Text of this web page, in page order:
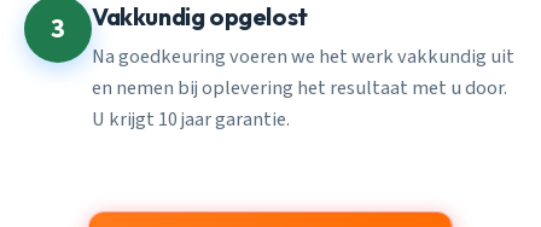
3 Vakkundig opgelost
Na goedkeuring voeren we het werk vakkundig uit
en nemen bij oplevering het resultaat met u door.
U krijgt 10 jaar garantie.